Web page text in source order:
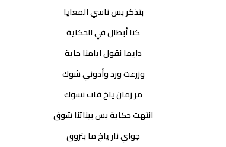
بتذكر بس ناسي المعايا
كنا أبطال في الحكاية
دايما نقول ايامنا جاية
وزرعت ورد وأدوني شوك
مر زمان ياخ فات نسوك
انتهت حكاية بس بيناتنا شوق
جواي نار ياخ ما بتروق